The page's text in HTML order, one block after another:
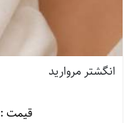
انگشتر مروارید
قیمت :